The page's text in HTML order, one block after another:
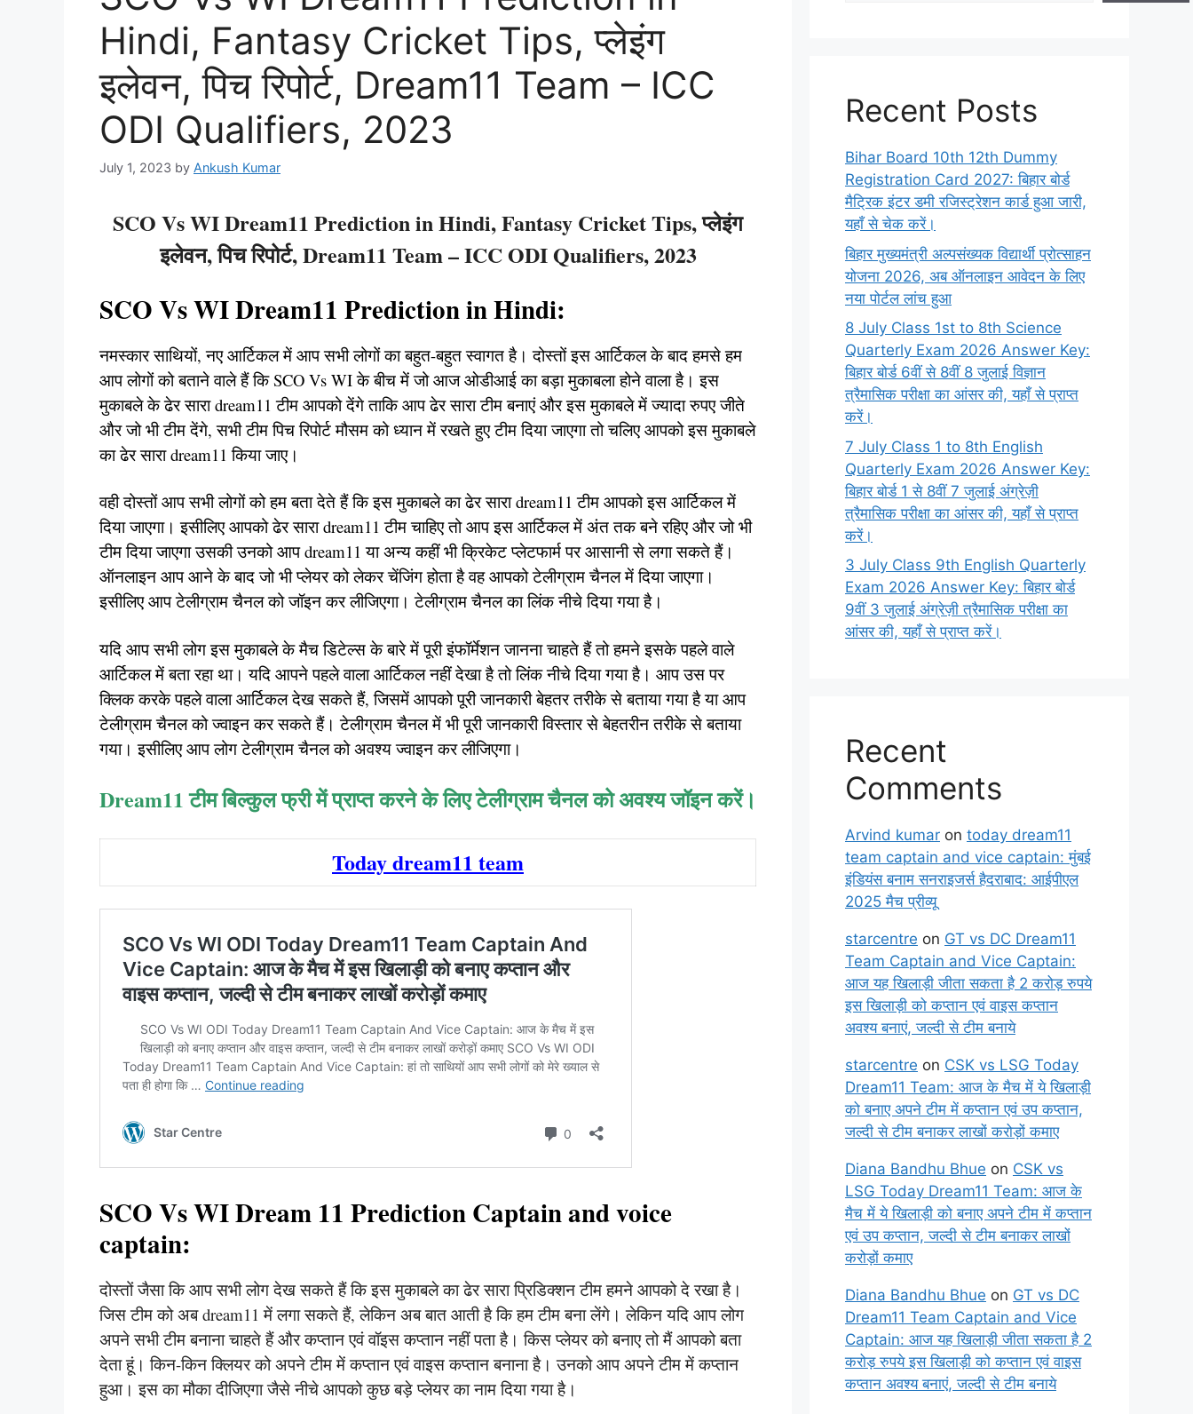
Hindi, Fantasy Cricket Tips, प्लेइंग
इलेवन, पिच रिपोर्ट, Dream11 Team – ICC
ODI Qualifiers, 2023
July 1, 2023 by Ankush Kumar
SCO Vs WI Dream11 Prediction in Hindi, Fantasy Cricket Tips, प्लेइंग
इलेवन, पिच रिपोर्ट, Dream11 Team – ICC ODI Qualifiers, 2023
SCO Vs WI Dream11 Prediction in Hindi:
नमस्कार साथियों, नए आर्टिकल में आप सभी लोगों का बहुत-बहुत स्वागत है। दोस्तों इस आर्टिकल के बाद हमसे हम
आप लोगों को बताने वाले हैं कि SCO Vs WI के बीच में जो आज ओडीआई का बड़ा मुकाबला होने वाला है। इस
मुकाबले के ढेर सारा dream11 टीम आपको देंगे ताकि आप ढेर सारा टीम बनाएं और इस मुकाबले में ज्यादा रुपए जीते
और जो भी टीम देंगे, सभी टीम पिच रिपोर्ट मौसम को ध्यान में रखते हुए टीम दिया जाएगा तो चलिए आपको इस मुकाबले
का ढेर सारा dream11 किया जाए।
वही दोस्तों आप सभी लोगों को हम बता देते हैं कि इस मुकाबले का ढेर सारा dream11 टीम आपको इस आर्टिकल में
दिया जाएगा। इसीलिए आपको ढेर सारा dream11 टीम चाहिए तो आप इस आर्टिकल में अंत तक बने रहिए और जो भी
टीम दिया जाएगा उसकी उनको आप dream11 या अन्य कहीं भी क्रिकेट प्लेटफार्म पर आसानी से लगा सकते हैं।
ऑनलाइन आप आने के बाद जो भी प्लेयर को लेकर चेंजिंग होता है वह आपको टेलीग्राम चैनल में दिया जाएगा।
इसीलिए आप टेलीग्राम चैनल को जॉइन कर लीजिएगा। टेलीग्राम चैनल का लिंक नीचे दिया गया है।
यदि आप सभी लोग इस मुकाबले के मैच डिटेल्स के बारे में पूरी इंफॉर्मेशन जानना चाहते हैं तो हमने इसके पहले वाले
आर्टिकल में बता रहा था। यदि आपने पहले वाला आर्टिकल नहीं देखा है तो लिंक नीचे दिया गया है। आप उस पर
क्लिक करके पहले वाला आर्टिकल देख सकते हैं, जिसमें आपको पूरी जानकारी बेहतर तरीके से बताया गया है या आप
टेलीग्राम चैनल को ज्वाइन कर सकते हैं। टेलीग्राम चैनल में भी पूरी जानकारी विस्तार से बेहतरीन तरीके से बताया
गया। इसीलिए आप लोग टेलीग्राम चैनल को अवश्य ज्वाइन कर लीजिएगा।
Dream11 टीम बिल्कुल फ्री में प्राप्त करने के लिए टेलीग्राम चैनल को अवश्य जॉइन करें।
Today dream11 team
SCO Vs WI Dream 11 Prediction Captain and voice
captain:
दोस्तों जैसा कि आप सभी लोग देख सकते हैं कि इस मुकाबले का ढेर सारा प्रिडिक्शन टीम हमने आपको दे रखा है।
जिस टीम को अब dream11 में लगा सकते हैं, लेकिन अब बात आती है कि हम टीम बना लेंगे। लेकिन यदि आप लोग
अपने सभी टीम बनाना चाहते हैं और कप्तान एवं वॉइस कप्तान नहीं पता है। किस प्लेयर को बनाए तो मैं आपको बता
देता हूं। किन-किन क्लियर को अपने टीम में कप्तान एवं वाइस कप्तान बनाना है। उनको आप अपने टीम में कप्तान
हुआ। इस का मौका दीजिएगा जैसे नीचे आपको कुछ बड़े प्लेयर का नाम दिया गया है।
Recent Posts
Bihar Board 10th 12th Dummy
Registration Card 2027: बिहार बोर्ड
मैट्रिक इंटर डमी रजिस्ट्रेशन कार्ड हुआ जारी,
यहाँ से चेक करें।
बिहार मुख्यमंत्री अल्पसंख्यक विद्यार्थी प्रोत्साहन
योजना 2026, अब ऑनलाइन आवेदन के लिए
नया पोर्टल लांच हुआ
8 July Class 1st to 8th Science
Quarterly Exam 2026 Answer Key:
बिहार बोर्ड 6वीं से 8वीं 8 जुलाई विज्ञान
त्रैमासिक परीक्षा का आंसर की, यहाँ से प्राप्त
करें।
7 July Class 1 to 8th English
Quarterly Exam 2026 Answer Key:
बिहार बोर्ड 1 से 8वीं 7 जुलाई अंग्रेज़ी
त्रैमासिक परीक्षा का आंसर की, यहाँ से प्राप्त
करें।
3 July Class 9th English Quarterly
Exam 2026 Answer Key: बिहार बोर्ड
9वीं 3 जुलाई अंग्रेज़ी त्रैमासिक परीक्षा का
आंसर की, यहाँ से प्राप्त करें।
Recent
Comments
Arvind kumar on today dream11
team captain and vice captain: मुंबई
इंडियंस बनाम सनराइजर्स हैदराबाद: आईपीएल
2025 मैच प्रीव्यू
starcentre on GT vs DC Dream11
Team Captain and Vice Captain:
आज यह खिलाड़ी जीता सकता है 2 करोड़ रुपये
इस खिलाड़ी को कप्तान एवं वाइस कप्तान
अवश्य बनाएं, जल्दी से टीम बनाये
starcentre on CSK vs LSG Today
Dream11 Team: आज के मैच में ये खिलाड़ी
को बनाए अपने टीम में कप्तान एवं उप कप्तान,
जल्दी से टीम बनाकर लाखों करोड़ों कमाए
Diana Bandhu Bhue on CSK vs
LSG Today Dream11 Team: आज के
मैच में ये खिलाड़ी को बनाए अपने टीम में कप्तान
एवं उप कप्तान, जल्दी से टीम बनाकर लाखों
करोड़ों कमाए
Diana Bandhu Bhue on GT vs DC
Dream11 Team Captain and Vice
Captain: आज यह खिलाड़ी जीता सकता है 2
करोड़ रुपये इस खिलाड़ी को कप्तान एवं वाइस
कप्तान अवश्य बनाएं, जल्दी से टीम बनाये